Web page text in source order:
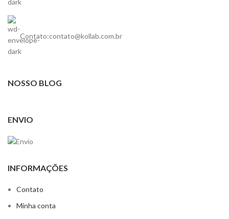
Contato:contato@kollab.com.br
NOSSO BLOG
ENVIO
INFORMAÇÕES
Contato
Minha conta